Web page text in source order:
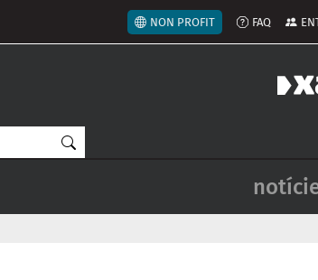
Menú del
NON PROFIT FAQ